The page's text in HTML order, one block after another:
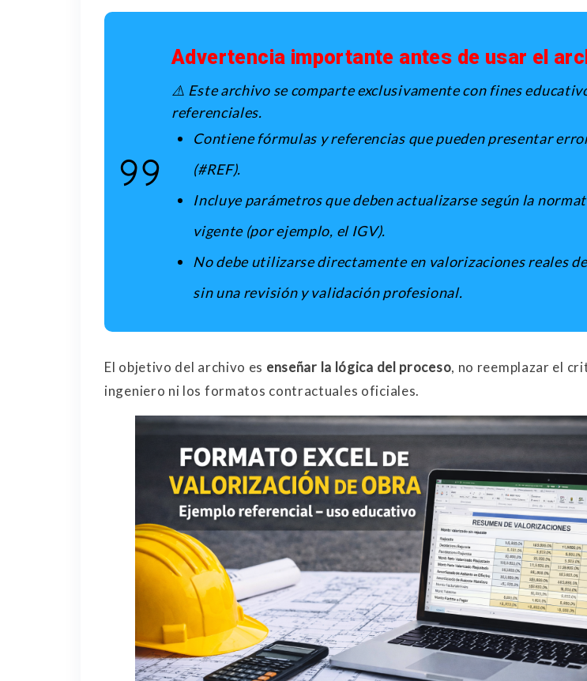
Advertencia importante antes de usar el
⚠️ Este archivo se comparte exclusivamente con fines
referenciales.
Contiene fórmulas y referencias que pueden presentar
(#REF).
Incluye parámetros que deben actualizarse según la
vigente (por ejemplo, el IGV).
No debe utilizarse directamente en valorizaciones reales
sin una revisión y validación profesional.
El objetivo del archivo es enseñar la lógica del proceso, no reemplazar el
ingeniero ni los formatos contractuales oficiales.